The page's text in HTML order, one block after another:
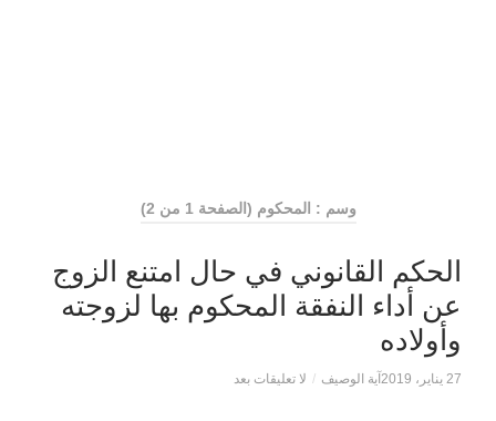
وسم : المحكوم (الصفحة 1 من 2)
الحكم القانوني في حال امتنع الزوج
عن أداء النفقة المحكوم بها لزوجته
وأولاده
27 يناير، 2019 آية الوصيف / لا تعليقات بعد